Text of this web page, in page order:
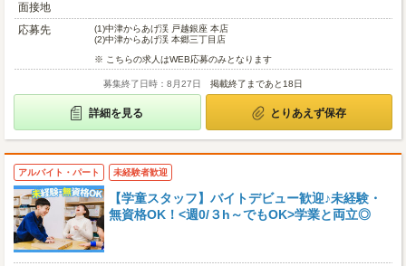
面接地
応募先
(1)中津からあげ渓 戸越銀座 本店
(2)中津からあげ渓 本郷三丁目店
※ こちらの求人はWEB応募のみとなります
募集終了日時：8月27日 掲載終了まであと18日
詳細を見る とりあえず保存
アルバイト・パート 未経験者歓迎
【学童スタッフ】バイトデビュー歓迎♪未経験・
無資格OK！<週0/３h～でもOK>学業と両立◎